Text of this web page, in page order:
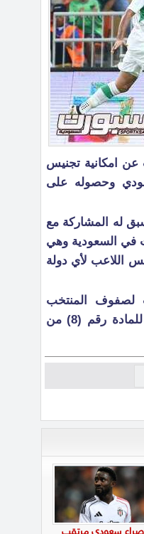
عن امكانية تجنيس
وحصوله على
له المشاركة مع
19 سنة) في موسم 2008 التي أقيمت في السعودية وهي
اللاعب لأي دولة
لصفوف المنتخب
السعودي بسبب تمثيله للمنتخب السوري في وقت سابق وذلك وفقا للمادة رقم (8) من